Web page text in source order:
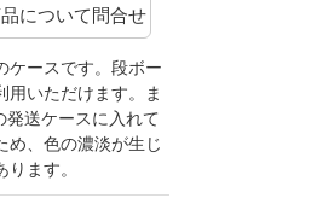
について問合せ
ケースです。段ボー
用いただけます。ま
送ケースに入れて
め、色の濃淡が生じ
ます。